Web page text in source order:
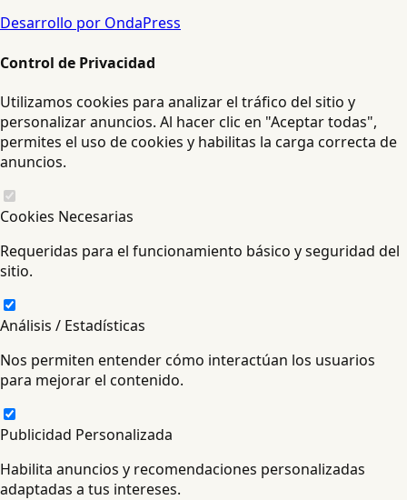
Desarrollo por OndaPress
Control de Privacidad
Utilizamos cookies para analizar el tráfico del sitio y
personalizar anuncios. Al hacer clic en "Aceptar todas",
permites el uso de cookies y habilitas la carga correcta de
anuncios.
Cookies Necesarias
Requeridas para el funcionamiento básico y seguridad del
sitio.
Análisis / Estadísticas
Nos permiten entender cómo interactúan los usuarios
para mejorar el contenido.
Publicidad Personalizada
Habilita anuncios y recomendaciones personalizadas
adaptadas a tus intereses.